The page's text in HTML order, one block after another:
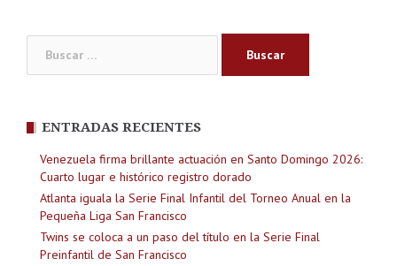
ENTRADAS RECIENTES
Venezuela firma brillante actuación en Santo Domingo 2026:
Cuarto lugar e histórico registro dorado
Atlanta iguala la Serie Final Infantil del Torneo Anual en la
Pequeña Liga San Francisco
Twins se coloca a un paso del título en la Serie Final
Preinfantil de San Francisco